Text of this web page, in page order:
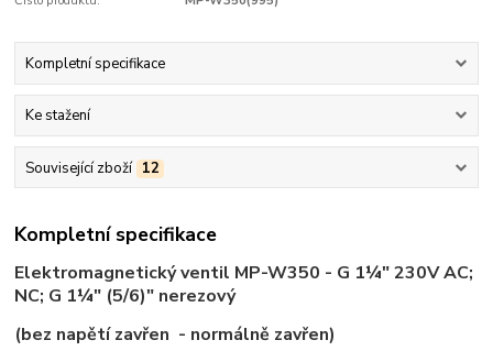
Kompletní specifikace
Ke stažení
Související zboží 12
Kompletní specifikace
Elektromagnetický ventil MP-W350 - G 1¼"230V AC;
NC; G 1¼" (5/6)" nerezový
(bez napětí zavřen - normálně zavřen)